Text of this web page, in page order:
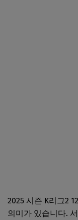
2025 시즌 K리그2
의미가 있습니다.